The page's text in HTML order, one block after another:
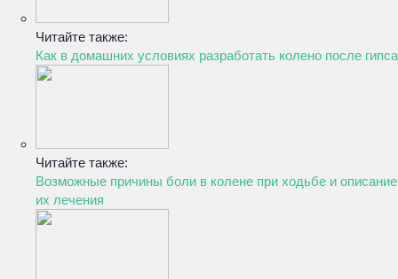
Читайте также:
Как в домашних условиях разработать колено после гипса
Читайте также:
Возможные причины боли в колене при ходьбе и описание
их лечения